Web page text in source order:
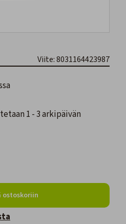
Viite: 8031164423987
1 - 3 arkipäivän
ostoskoriin